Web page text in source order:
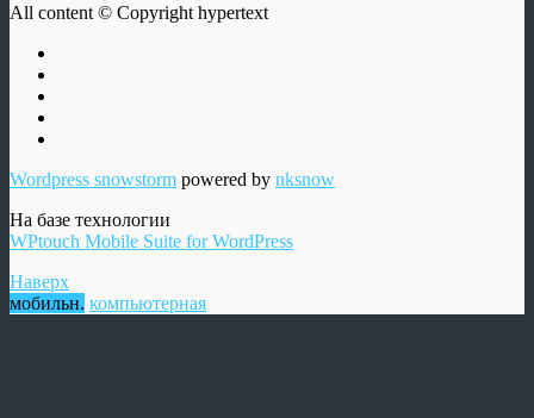
All content © Copyright hypertext
Wordpress snowstorm powered by nksnow
На базе технологии
WPtouch Mobile Suite for WordPress
Наверх
мобильн. компьютерная